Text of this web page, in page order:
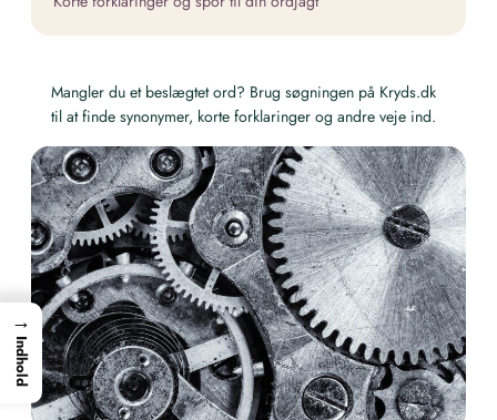
Mangler du et beslægtet ord? Brug søgningen på Kryds.dk
til at finde synonymer, korte forklaringer og andre veje ind.
→
Indhold